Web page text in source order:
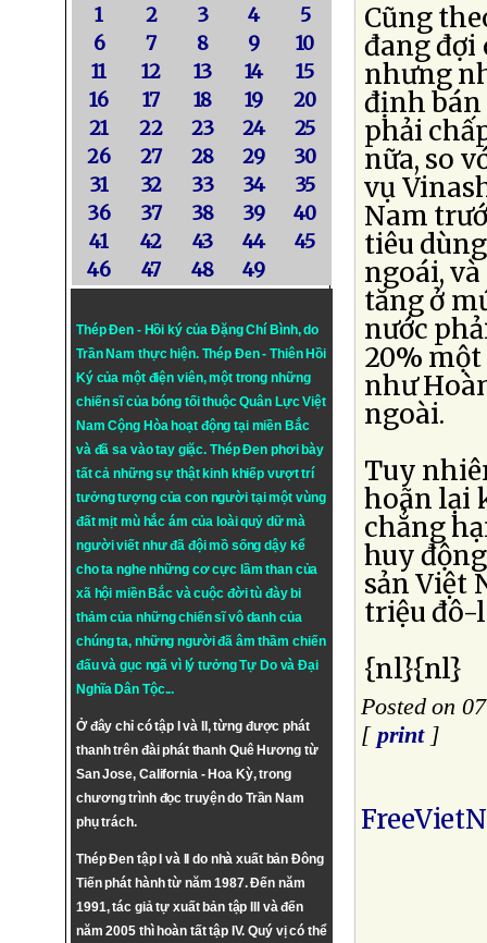
1 2 3 4
5
6
7 8 9
10
11
12 13 14
15
16
17 18 19
20
21
22 23 24
25
26
27 28 29
30
31
32 33 34
35
36
37 38 39
40
41
42 43 44
45
46
47 48 49
Thép Đen - Hồi ký của Đặng Chí Bình, do
Trần Nam thực hiện. Thép Đen- Thiên Hồi
Ký của một điện viên, một trong những
chiến sĩ của bóng tối thuộc Quân Lực Việt
Nam Cộng Hòa hoạt động tại miền Bắc
và đã sa vào tay giặc. Thép Đen phơi bày
tất cả những sự thật kinh khiếp vượt trí
tưởng tượng của con người tại một vùng
đất mịt mù hắc ám của loài quỷ dữ mà
người viết như đã đội mồ sống dậy kể
cho ta nghe những cơ cực lầm than của
xã hội miền Bắc và cuộc đời tù đày bi
thảm của những chiến sĩ vô danh của
chúng ta, những người đã âm thầm chiến
đấu và gục ngã vì lý tưởngTự DovàĐại
Nghĩa Dân Tộc...
Ở đây chỉ có tập I và II, từng được phát
thanh trên đài phát thanh Quê Hương từ
San Jose, California - Hoa Kỳ, trong
chương trình đọc truyện do Trần Nam
phụ trách.
Thép Đen tập I và II do nhà xuất bản Đông
Tiến phát hành từ năm 1987. Đến năm
1991, tác giả tự xuất bản tập III và đến
năm 2005 thì hoàn tất tập IV. Quý vị có thể
Cũng
đang đợi
nhưng
định bán
phải
nữa, so
vụ
Nam
tiêu
ngoái,
tăng ở
nước
20%
như
ngoài.
Tuy
hoãn lại
chẳng
huy
sản Việt
triệu đô-
{nl}{nl}
Posted on
[ print]